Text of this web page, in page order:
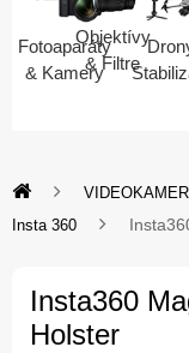
Fotoaparáty
& Kamery
Objektívy
& Filtre
Insta 360
Insta360
Holster